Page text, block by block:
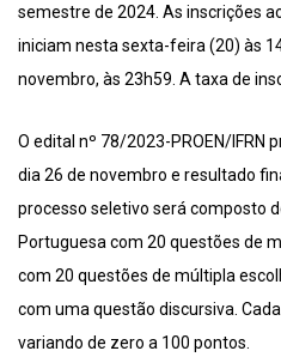
semestre de 2024. As inscrições
iniciam nesta sexta-feira (20) às
novembro, às 23h59. A taxa de
O edital nº 78/2023-PROEN/IFRN
dia 26 de novembro e resultado
processo seletivo será composto
Portuguesa com 20 questões de
com 20 questões de múltipla
com uma questão discursiva.
variando de zero a 100 pontos.